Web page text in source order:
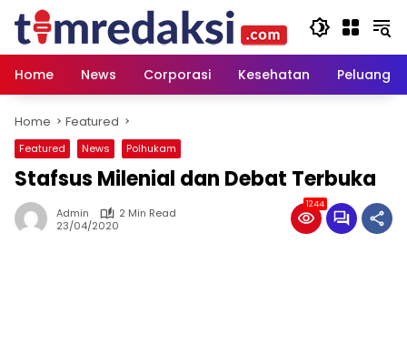
content
Home
News Corporasi Kesehatan Peluang
Home Featured
Featured News Polhukam
Stafsus Milenial dan Debat Terbuka
Admin
2 Min Read
23/04/2020
1244